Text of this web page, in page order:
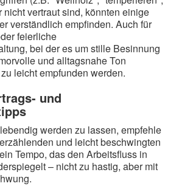
vertraut sind, könnten einige
verständlich empfinden. Auch für
feierliche
bei der es um stille Besinnung
und alltagsnahe Ton
leicht empfunden werden.
und
werden zu lassen, empfehle
und leicht beschwingten
Tempo, das den Arbeitsfluss in
– nicht zu hastig, aber mit